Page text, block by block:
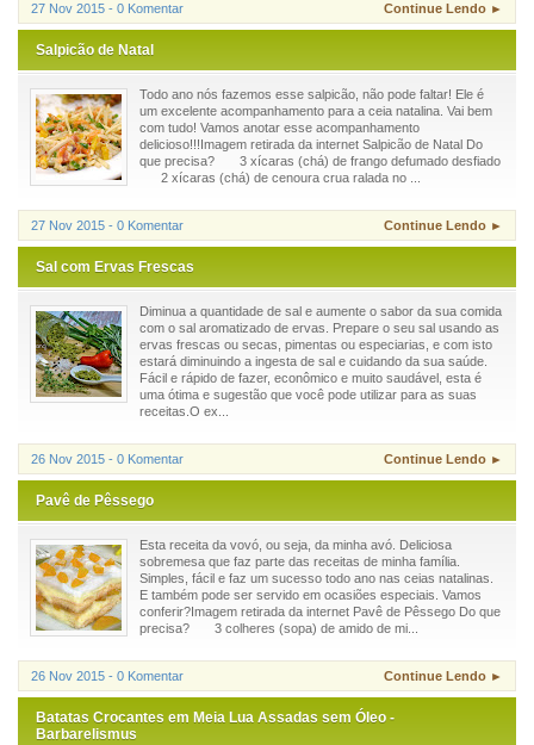
27 Nov 2015 - 0 Komentar Continue Lendo ►
Salpicão de Natal
Todo ano nós fazemos esse salpicão, não pode faltar! Ele é
um excelente acompanhamento para a ceia natalina. Vai bem
com tudo! Vamos anotar esse acompanhamento
delicioso!!!Imagem retirada da internet Salpicão de Natal Do
que precisa? 3 xícaras (chá) de frango defumado desfiado
2 xícaras (chá) de cenoura crua ralada no ...
27 Nov 2015 - 0 Komentar Continue Lendo ►
Sal com Ervas Frescas
Diminua a quantidade de sal e aumente o sabor da sua comida
com o sal aromatizado de ervas. Prepare o seu sal usando as
ervas frescas ou secas, pimentas ou especiarias, e com isto
estará diminuindo a ingesta de sal e cuidando da sua saúde.
Fácil e rápido de fazer, econômico e muito saudável, esta é
uma ótima e sugestão que você pode utilizar para as suas
receitas.O ex...
26 Nov 2015 - 0 Komentar Continue Lendo ►
Pavê de Pêssego
Esta receita da vovó, ou seja, da minha avó. Deliciosa
sobremesa que faz parte das receitas de minha família.
Simples, fácil e faz um sucesso todo ano nas ceias natalinas.
E também pode ser servido em ocasiões especiais. Vamos
conferir?Imagem retirada da internet Pavê de Pêssego Do que
precisa? 3 colheres (sopa) de amido de mi...
26 Nov 2015 - 0 Komentar Continue Lendo ►
Batatas Crocantes em Meia Lua Assadas sem Óleo -
Barbarelismus